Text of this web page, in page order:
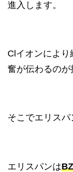
進入します。
Clイオンによ
奮が伝わるのが
そこでエリスパ
エリスパンは